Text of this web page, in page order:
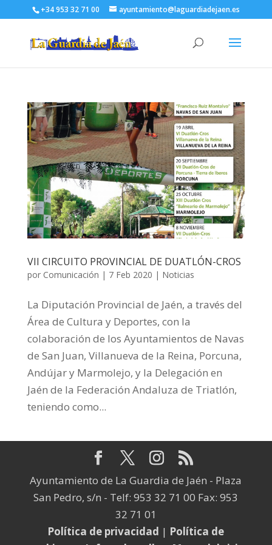
+34 953 32 71 00 ayuntamiento@laguardiadejaen.es
VII CIRCUITO PROVINCIAL DE DUATLÓN-CROS
por Comunicación | 7 Feb 2020 | Noticias
La Diputación Provincial de Jaén, a través del
Área de Cultura y Deportes, con la
colaboración de los Ayuntamientos de Navas
de San Juan, Villanueva de la Reina, Porcuna,
Andújar y Marmolejo, y la Delegación en
Jaén de la Federación Andaluza de Triatlón,
teniendo como...
Ayuntamiento de La Guardia de Jaén - Plaza
San Pedro, s/n - Telf: 953 32 71 00 Fax: 953
32 71 01
Política de privacidad | Política de